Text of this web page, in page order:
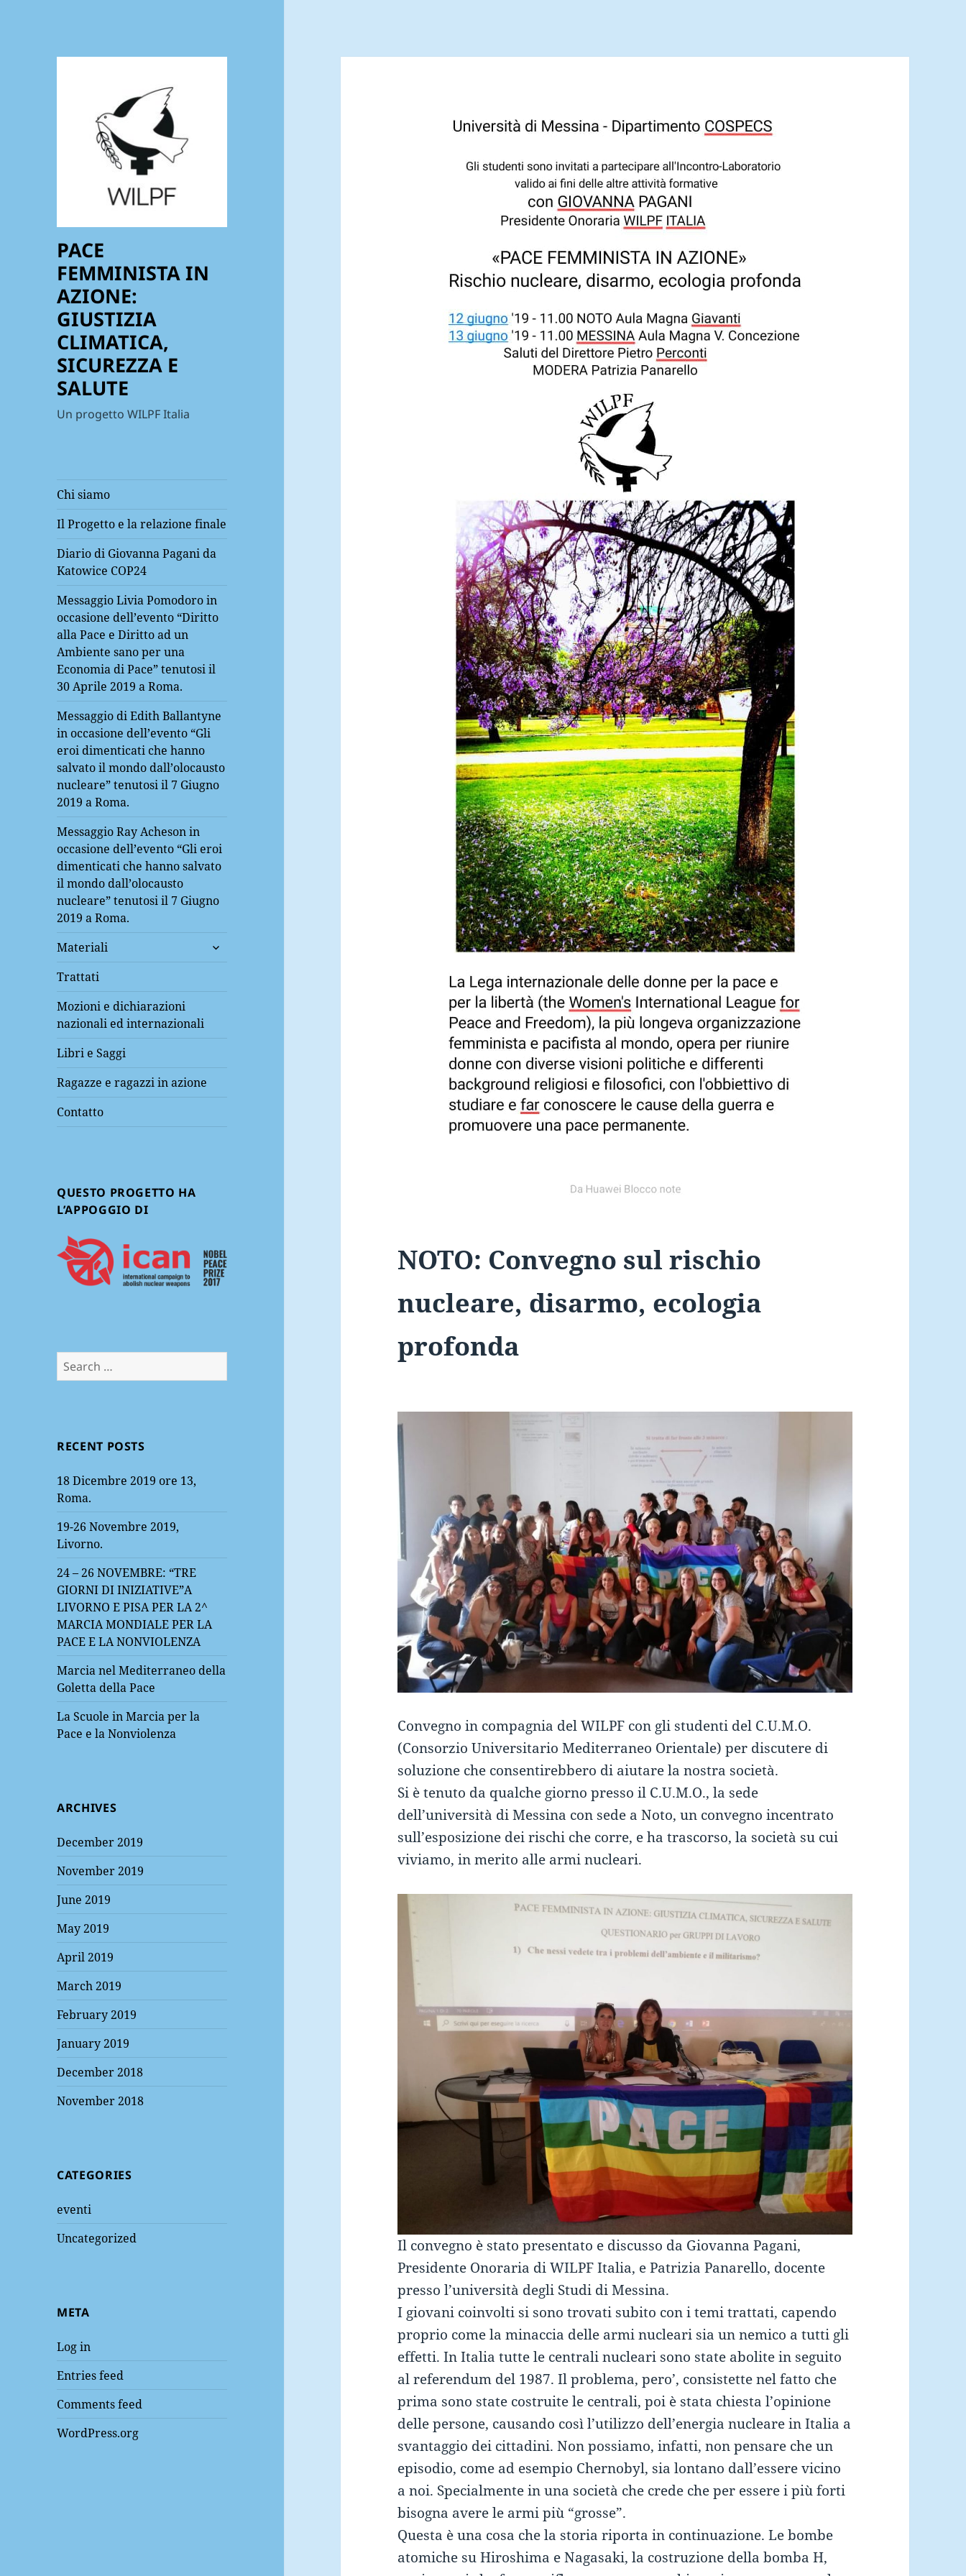
PACE
FEMMINISTA IN
AZIONE:
GIUSTIZIA
CLIMATICA,
SICUREZZA E
SALUTE
Un progetto WILPF Italia
Chi siamo
Il Progetto e la relazione finale
Diario di Giovanna Pagani da
Katowice COP24
Messaggio Livia Pomodoro in
occasione dell’evento “Diritto
alla Pace e Diritto ad un
Ambiente sano per una
Economia di Pace” tenutosi il
30 Aprile 2019 a Roma.
Messaggio di Edith Ballantyne
in occasione dell’evento “Gli
eroi dimenticati che hanno
salvato il mondo dall’olocausto
nucleare” tenutosi il 7 Giugno
2019 a Roma.
Messaggio Ray Acheson in
occasione dell’evento “Gli eroi
dimenticati che hanno salvato
il mondo dall’olocausto
nucleare” tenutosi il 7 Giugno
2019 a Roma.
Materiali
expand
child
Trattati
Mozioni e dichiarazioni
nazionali ed internazionali
Libri e Saggi
Ragazze e ragazzi in azione
Contatto
QUESTO PROGETTO HA
L’APPOGGIO DI
Search
for:
RECENT POSTS
18 Dicembre 2019 ore 13,
Roma.
19-26 Novembre 2019,
Livorno.
24 – 26 NOVEMBRE: “TRE
GIORNI DI INIZIATIVE”A
LIVORNO E PISA PER LA 2^
MARCIA MONDIALE PER LA
PACE E LA NONVIOLENZA
Marcia nel Mediterraneo della
Goletta della Pace
La Scuole in Marcia per la
Pace e la Nonviolenza
ARCHIVES
December 2019
November 2019
June 2019
May 2019
April 2019
March 2019
February 2019
January 2019
December 2018
November 2018
CATEGORIES
eventi
Uncategorized
META
Log in
Entries feed
Comments feed
WordPress.org
NOTO: Convegno sul rischio
nucleare, disarmo, ecologia
profonda
Convegno in compagnia del WILPF con gli studenti del C.U.M.O.
(Consorzio Universitario Mediterraneo Orientale) per discutere di
soluzione che consentirebbero di aiutare la nostra società.
Si è tenuto da qualche giorno presso il C.U.M.O., la sede
dell’università di Messina con sede a Noto, un convegno incentrato
sull’esposizione dei rischi che corre, e ha trascorso, la società su cui
viviamo, in merito alle armi nucleari.
Il convegno è stato presentato e discusso da Giovanna Pagani,
Presidente Onoraria di WILPF Italia, e Patrizia Panarello, docente
presso l’università degli Studi di Messina.
I giovani coinvolti si sono trovati subito con i temi trattati, capendo
proprio come la minaccia delle armi nucleari sia un nemico a tutti gli
effetti. In Italia tutte le centrali nucleari sono state abolite in seguito
al referendum del 1987. Il problema, pero’, consistette nel fatto che
prima sono state costruite le centrali, poi è stata chiesta l’opinione
delle persone, causando così l’utilizzo dell’energia nucleare in Italia a
svantaggio dei cittadini. Non possiamo, infatti, non pensare che un
episodio, come ad esempio Chernobyl, sia lontano dall’essere vicino
a noi. Specialmente in una società che crede che per essere i più forti
bisogna avere le armi più “grosse”.
Questa è una cosa che la storia riporta in continuazione. Le bombe
atomiche su Hiroshima e Nagasaki, la costruzione della bomba H,